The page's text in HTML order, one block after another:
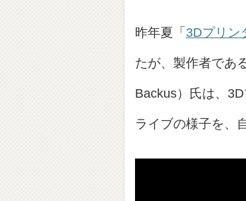
昨年夏「 3Dプリン
たが、製作者であ
Backus）氏は、
ライブの様子を、